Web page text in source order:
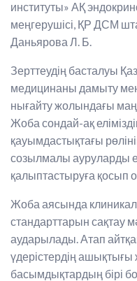
институты» АҚ
меңгерушісі, ҚР ДСМ
Даньярова Л. Б.
Зерттеудің басталуы
медицинаны дамыту
нығайту жолындағы
Жоба сондай-ақ
қауымдастықтағы
созылмалы ауруларды
қалыптастыруға қосып
Жоба аясында
стандарттарын сақтау
аударылады. Атап
үдерістердің
басымдықтардың бірі